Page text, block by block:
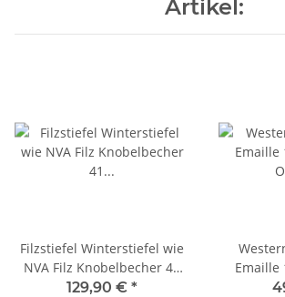
Artikel:
Filzstiefel Winterstiefel wie
NVA Filz Knobelbecher 41
Forst Jagd Jäger Stiefel
129,90 € *
Emaille
Outdoor